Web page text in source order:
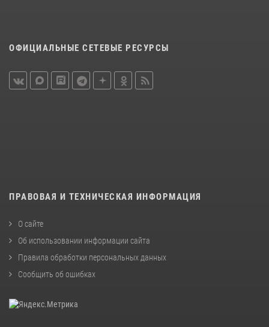
ОФИЦИАЛЬНЫЕ СЕТЕВЫЕ РЕСУРСЫ
ПРАВОВАЯ И ТЕХНИЧЕСКАЯ ИНФОРМАЦИЯ
О сайте
Об использовании информации сайта
Правила обработки персональных данных
Сообщить об ошибках